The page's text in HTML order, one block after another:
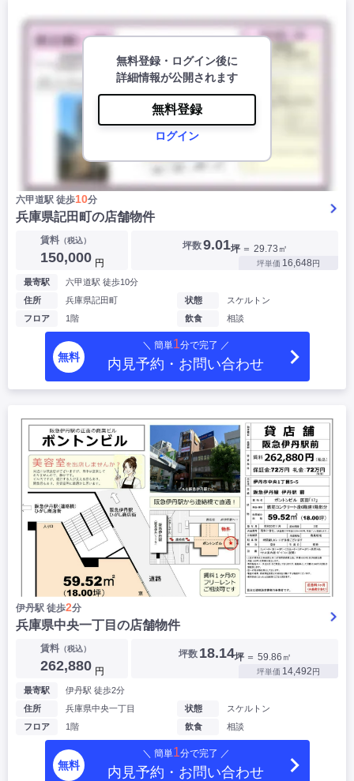
無料登録・ログイン後に
詳細情報が公開されます
無料登録
ログイン
六甲道駅 徒歩10分
兵庫県記田町の店舗物件
賃料（税込）
150,000 円
坪数9.01坪 ＝ 29.73㎡
坪単価 16,648円
最寄駅
六甲道駅 徒歩10分
住所
兵庫県記田町
フロア
1階
状態
スケルトン
飲食
相談
無料
＼ 簡単1分で完了 ／
内見予約・お問い合わせ
伊丹駅 徒歩2分
兵庫県中央一丁目の店舗物件
賃料（税込）
262,880 円
坪数 18.14坪 ＝ 59.86㎡
坪単価 14,492円
最寄駅
伊丹駅 徒歩2分
住所
兵庫県中央一丁目
フロア
1階
状態
スケルトン
飲食
相談
無料
＼ 簡単1分で完了 ／
内見予約・お問い合わせ